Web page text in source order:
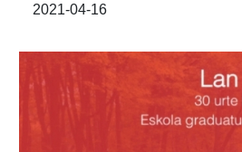
2021-04-16